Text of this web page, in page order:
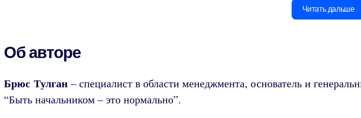
Читать дальше
Об авторе
Брюс Тулган – специалист в области менеджмента, основатель и
“Быть начальником – это нормально”.